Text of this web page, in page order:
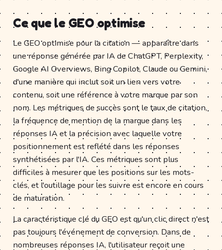
Ce que le GEO optimise
Le GEO optimise pour la citation — apparaître dans
une réponse générée par IA de ChatGPT, Perplexity,
Google AI Overviews, Bing Copilot, Claude ou Gemini,
d'une manière qui inclut soit un lien vers votre
contenu, soit une référence à votre marque par son
nom. Les métriques de succès sont le taux de citation,
la fréquence de mention de la marque dans les
réponses IA et la précision avec laquelle votre
positionnement est reflété dans les réponses
synthétisées par l'IA. Ces métriques sont plus
difficiles à mesurer que les positions sur les mots-
clés, et l'outillage pour les suivre est encore en cours
de maturation.
La caractéristique clé du GEO est qu'un clic direct n'est
pas toujours l'événement de conversion. Dans de
nombreuses réponses IA, l'utilisateur reçoit une